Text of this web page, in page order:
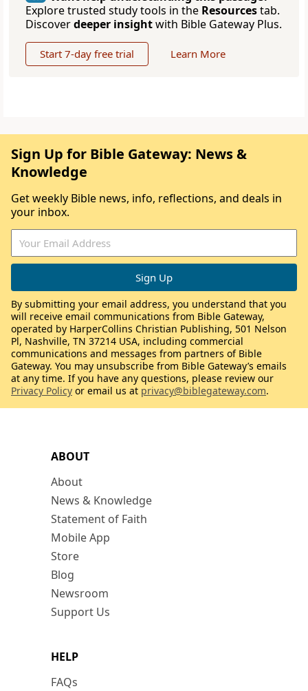
Explore trusted study tools in the Resourcestab.
Discoverdeeper insightwith Bible Gateway Plus.
Start 7-day free trial Learn More
ABOUT
About
News & Knowledge
Statement of Faith
Mobile App
Store
Blog
Newsroom
Support Us
HELP
FAQs
Sign Up for Bible Gateway: News &
Knowledge
Get weekly Bible news, info, reflections, and deals in
your inbox.
By submitting your email address, you understand that you
will receive email communications from Bible Gateway,
operated by HarperCollins Christian Publishing, 501 Nelson
Pl, Nashville, TN 37214 USA, including commercial
communications and messages from partners of Bible
Gateway. You may unsubscribe from Bible Gateway’s emails
at any time. If you have any questions, please review our
Privacy Policy or email us at privacy@biblegateway.com.